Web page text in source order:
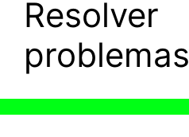
Resolver
problemas